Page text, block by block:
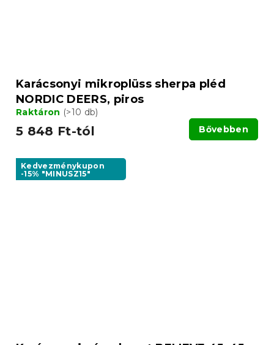
Karácsonyi mikroplüss sherpa pléd
NORDIC DEERS, piros
Raktáron (>10 db)
5 848 Ft-tól Bővebben
Kedvezménykupon
-15% "MINUSZ15"